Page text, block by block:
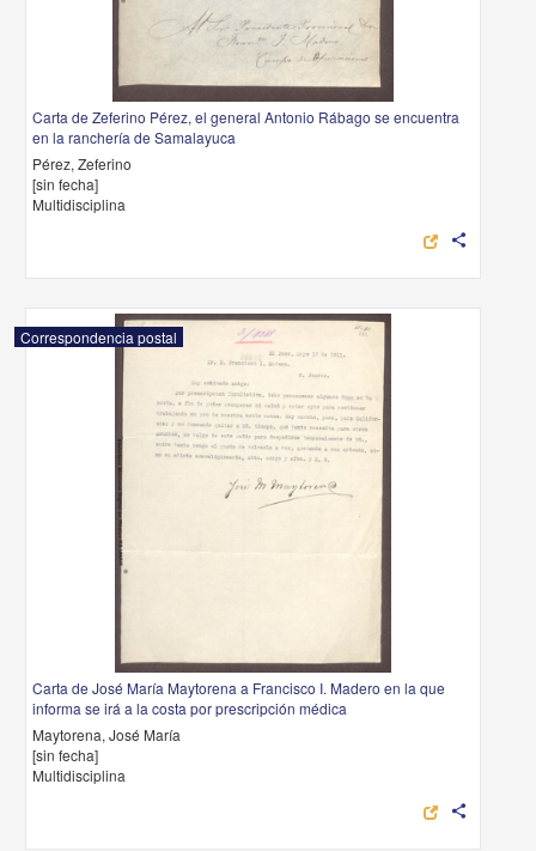
Carta de Zeferino Pérez, el general Antonio Rábago se encuentra
en la ranchería de Samalayuca
Pérez, Zeferino
[sin fecha]
Multidisciplina
share
Correspondencia postal
Carta de José María Maytorena a Francisco I. Madero en la que
informa se irá a la costa por prescripción médica
Maytorena, José María
[sin fecha]
Multidisciplina
share